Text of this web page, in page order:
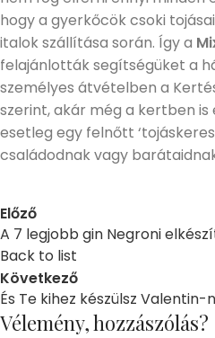
hogy a gyerkőcök csoki
italok szállítása során. Így a
felajánlották segítségüket a
személyes átvételben a
szerint, akár még a kertben is
esetleg egy felnőtt
családodnak vagy
Előző
A 7 legjobb gin Negroni
Back to list
Következő
És Te kihez készülsz Valentin-
Vélemény, hozzászólás?